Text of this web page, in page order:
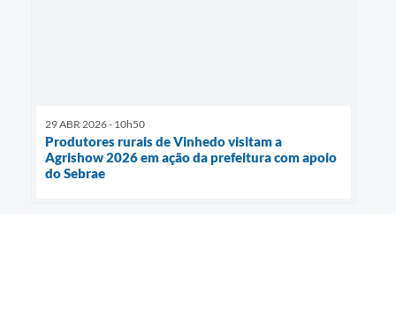
29 ABR 2026 - 10h50
Produtores rurais de Vinhedo visitam a
Agrishow 2026 em ação da prefeitura com apoio
do Sebrae